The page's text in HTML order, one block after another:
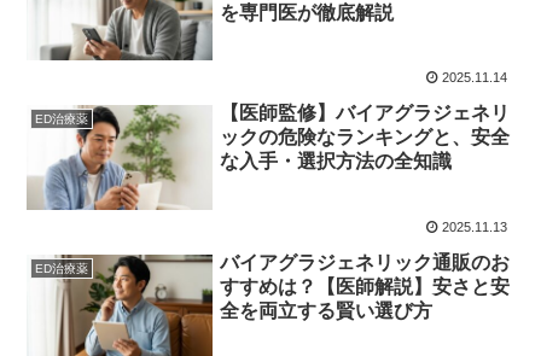
を専門医が徹底解説
2025.11.14
ED治療薬
【医師監修】バイアグラジェネリ
ックの危険なランキングと、安全
な入手・選択方法の全知識
2025.11.13
ED治療薬
バイアグラジェネリック通販のお
すすめは？【医師解説】安さと安
全を両立する賢い選び方